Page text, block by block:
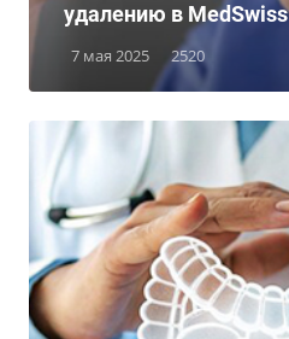
7 мая 2025 2520
удалению в MedSwiss